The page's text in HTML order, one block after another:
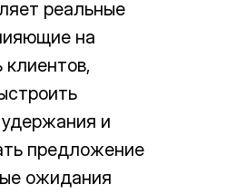
реальные
на
клиентов,
и
предложение
ожидания